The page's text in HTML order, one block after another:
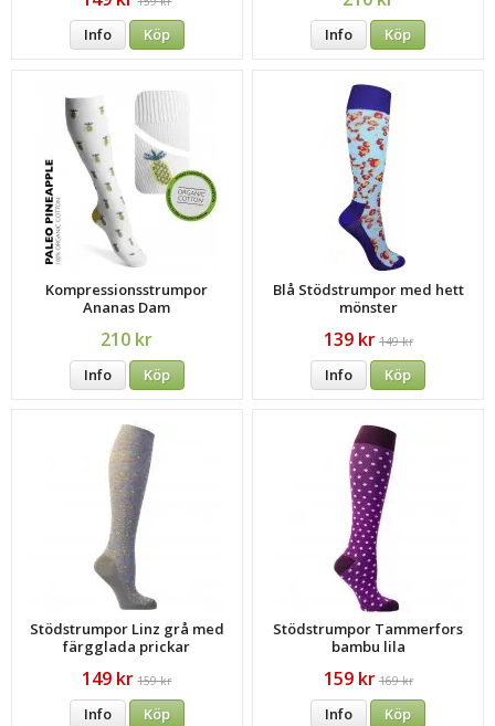
Info Köp Info Köp
Kompressionsstrumpor
Ananas Dam
210 kr
Info Köp
Blå Stödstrumpor med hett
mönster
139 kr 149 kr
Info Köp
Stödstrumpor Linz grå med
färgglada prickar
149 kr 159 kr
Info Köp
Stödstrumpor Tammerfors
bambu lila
159 kr 169 kr
Info Köp